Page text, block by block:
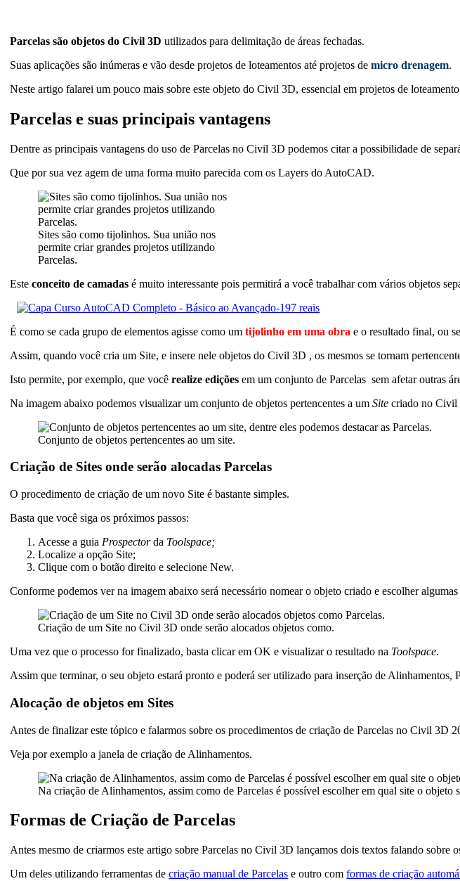
Parcelas são objetos do Civil 3D utilizados para delimitação de áreas fechadas.
Suas aplicações são inúmeras e vão desde projetos de loteamentos até projetos demicro drenagem.
Neste artigo falarei um pouco mais sobre este objeto do Civil 3D, essencial em projetos de
Parcelas e suas principais vantagens
Dentre as principais vantagens do uso de Parcelas no Civil 3D podemos citar a possibilidade de
Que por sua vez agem de uma forma muito parecida com os Layers do AutoCAD.
Sites são como tijolinhos. Sua união nos
permite criar grandes projetos utilizando
Parcelas.
Esteconceito de camadas é muito interessante pois permitirá a você trabalhar com vários objetos
É como se cada grupo de elementos agisse como umtijolinho em uma obra e o resultado final, ou
Assim, quando você cria um Site, e insere nele objetos do Civil 3D , os mesmos se tornam
Isto permite, por exemplo, que vocêrealize edições em um conjunto de Parcelas sem afetar outras
Na imagem abaixo podemos visualizar um conjunto de objetos pertencentes a umSite criado no Civil
Conjunto de objetos pertencentes ao um site.
Criação de Sites onde serão alocadas Parcelas
O procedimento de criação de um novo Site é bastante simples.
Basta que você siga os próximos passos:
Acesse a guia Prospectorda Toolspace;
Localize a opção Site;
Clique com o botão direito e selecione New.
Conforme podemos ver na imagem abaixo será necessário nomear o objeto criado e escolher
Criação de um Site no Civil 3D onde serão alocados objetos como.
Uma vez que o processo for finalizado, basta clicar em OK e visualizar o resultado na Toolspace.
Assim que terminar, o seu objeto estará pronto e poderá ser utilizado para inserção de Alinhamentos,
Alocação de objetos em Sites
Antes de finalizar este tópico e falarmos sobre os procedimentos de criação de Parcelas no Civil 3D
Veja por exemplo a janela de criação de Alinhamentos.
Na criação de Alinhamentos, assim como de Parcelas é possível escolher em qual site o objeto
Formas de Criação de Parcelas
Antes mesmo de criarmos este artigo sobre Parcelas no Civil 3D lançamos dois textos falando sobre
Um deles utilizando ferramentas decriação manual de Parcelas e outro comformas de criação